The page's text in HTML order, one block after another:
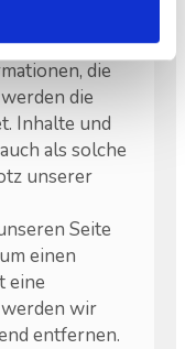
die
die
Inhalte und
als solche
unserer
Seite
einen
eine
wir
entfernen.